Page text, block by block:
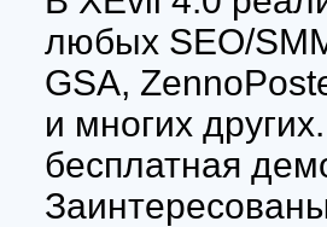
любых SEO/
GSA,
и многих
бесплатная